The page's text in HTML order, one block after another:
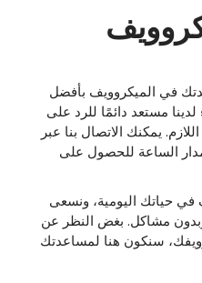
في الميكروويف بأفضل
مستعد دائمًا للرد على
يمكنك الاتصال بنا عبر
الساعة للحصول على
في حياتك اليومية، ونسعى
مشاكل. بغض النظر عن
سنكون هنا لمساعدتك